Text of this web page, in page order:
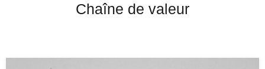
Chaîne de valeur